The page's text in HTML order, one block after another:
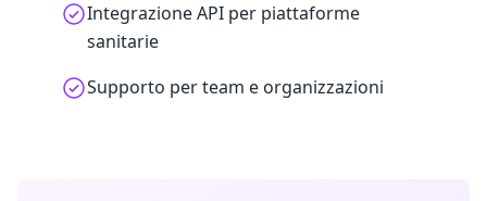
Integrazione API per piattaforme
sanitarie
Supporto per team e organizzazioni